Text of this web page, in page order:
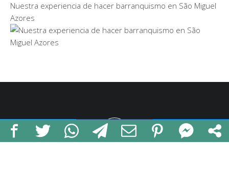
Nuestra experiencia de hacer barranquismo en São Miguel
Azores